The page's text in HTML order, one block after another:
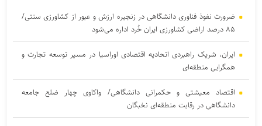
ضرورت نفوذ فناوری دانشگاهی در زنجیره ارزش و عبور از کشاورزی سنتی/
۸۵ درصد اراضی کشاورزی ایران خُرد اداره می‌شود
ایران، شریک راهبردی اتحادیه اقتصادی اوراسیا در مسیر توسعه تجارت و
همگرایی منطقه‌ای
اقتصاد معیشتی و حکمرانی دانشگاهی/ واکاوی چهار ضلع جامعه
دانشگاهی در رقابت منطقه‌ای نخبگان